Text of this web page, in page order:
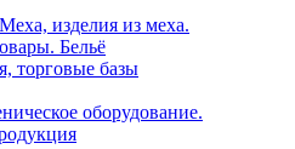
изделия из меха.
Бельё
торговые базы
оборудование.